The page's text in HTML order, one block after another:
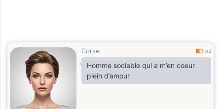
Corse 0.3
Homme sociable qui a m’en coeur
plein d’amour